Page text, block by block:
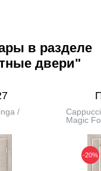
в разделе
двери"
/
Magic
-20%